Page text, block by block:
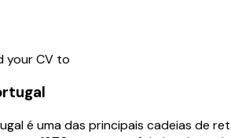
your CV to
é uma das principais cadeias de